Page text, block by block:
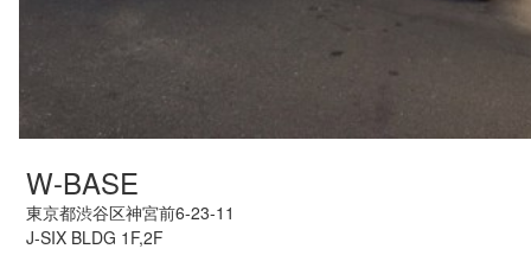
W-BASE
東京都渋谷区神宮前6-23-11
J-SIX BLDG 1F,2F